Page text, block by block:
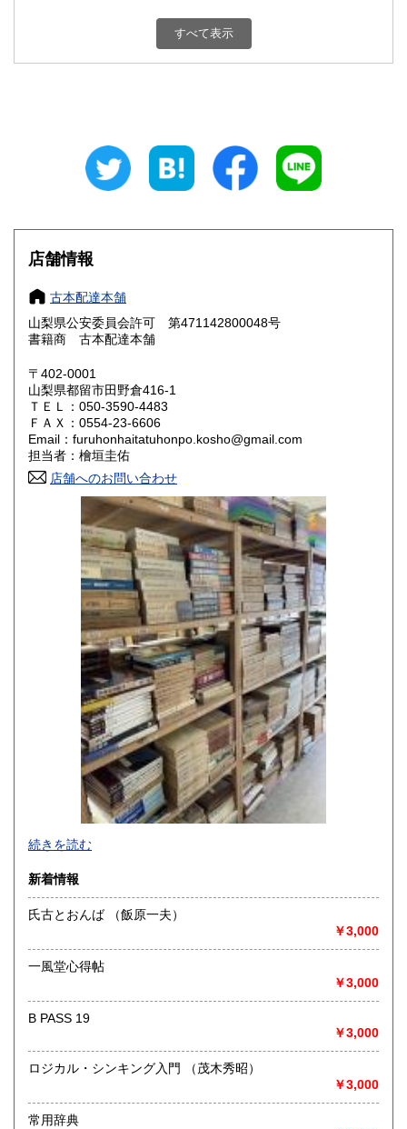
800円 富山県
800円 三重県
大阪府
奈良県
鳥取県 800円 島根県
岡山県
山口県 800円
香川県 800円 愛媛県
高知県 800円
800円 長崎県
800円 大分県
800円 鹿児島県
1,500円
すべて表示
店舗情報
古本配達本舗
山梨県公安委員会許可 第471142800048号
書籍商 古本配達本舗
〒402-0001
山梨県都留市田野倉416-1
ＴＥＬ：050-3590-4483
ＦＡＸ：0554-23-6606
Email：furuhonhaitatuhonpo.kosho@gmail.com
担当者：檜垣圭佑
店舗へのお問い合わせ
-
沿線名：-
最寄駅：-
営業時間：-
定休日：-
書籍の買取について
取り扱い分野
語国文、外国文学、古典籍、近代文献、趣味、外国書、サブ
カルチャー、古書一般（その他）
続きを読む
新着情報
氏古とおんば （飯原一夫）
￥3,000
一風堂心得帖
￥3,000
B PASS 19
￥3,000
ロジカル・シンキング入門 （茂木秀昭）
￥3,000
常用辞典